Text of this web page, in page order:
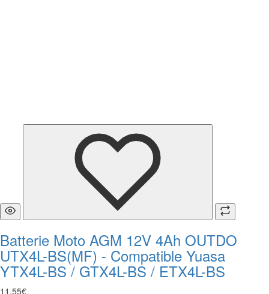
Batterie Moto AGM 12V 4Ah OUTDO
UTX4L-BS(MF) - Compatible Yuasa
YTX4L-BS / GTX4L-BS / ETX4L-BS
11 ,55€